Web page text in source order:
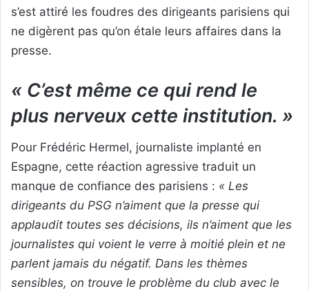
s’est attiré les foudres des dirigeants parisiens qui
ne digèrent pas qu’on étale leurs affaires dans la
presse.
« C’est même ce qui rend le
plus nerveux cette institution. »
Pour Frédéric Hermel, journaliste implanté en
Espagne, cette réaction agressive traduit un
manque de confiance des parisiens : « Les
dirigeants du PSG n’aiment que la presse qui
applaudit toutes ses décisions, ils n’aiment que les
journalistes qui voient le verre à moitié plein et ne
parlent jamais du négatif. Dans les thèmes
sensibles, on trouve le problème du club avec le